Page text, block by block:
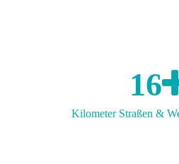
16
Kilometer Straßen &